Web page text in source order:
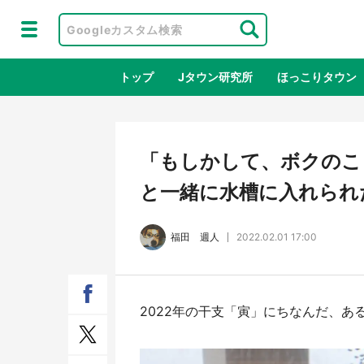
トップ Jタウン研究所 ほっこりタウン
地域×二次
が生産されてます【7／31～1／31】
ラ
「もしかして、ボク
と一緒に水槽に入れら
福田 週人 2022.02.01 17:00
2022年の干支「寅」にちなんだ、あ